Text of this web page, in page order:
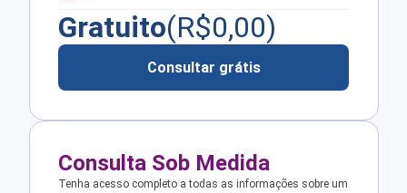
Gratuito(R$0,00)
Consultar grátis
Consulta Sob Medida
Tenha acesso completo a todas as informações sobre um